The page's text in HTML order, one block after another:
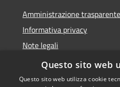
Amministrazione trasparente
Informativa privacy
Note legali
Dichiarazione di accessibilità
Questo sito web
Questo sito web utilizza cookie